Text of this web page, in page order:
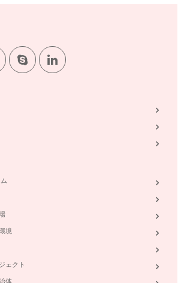
さん。そんな夏…
ピ
そんな日にはみんなで「てるてるぼうず
ぼう…
境
ェクト
体